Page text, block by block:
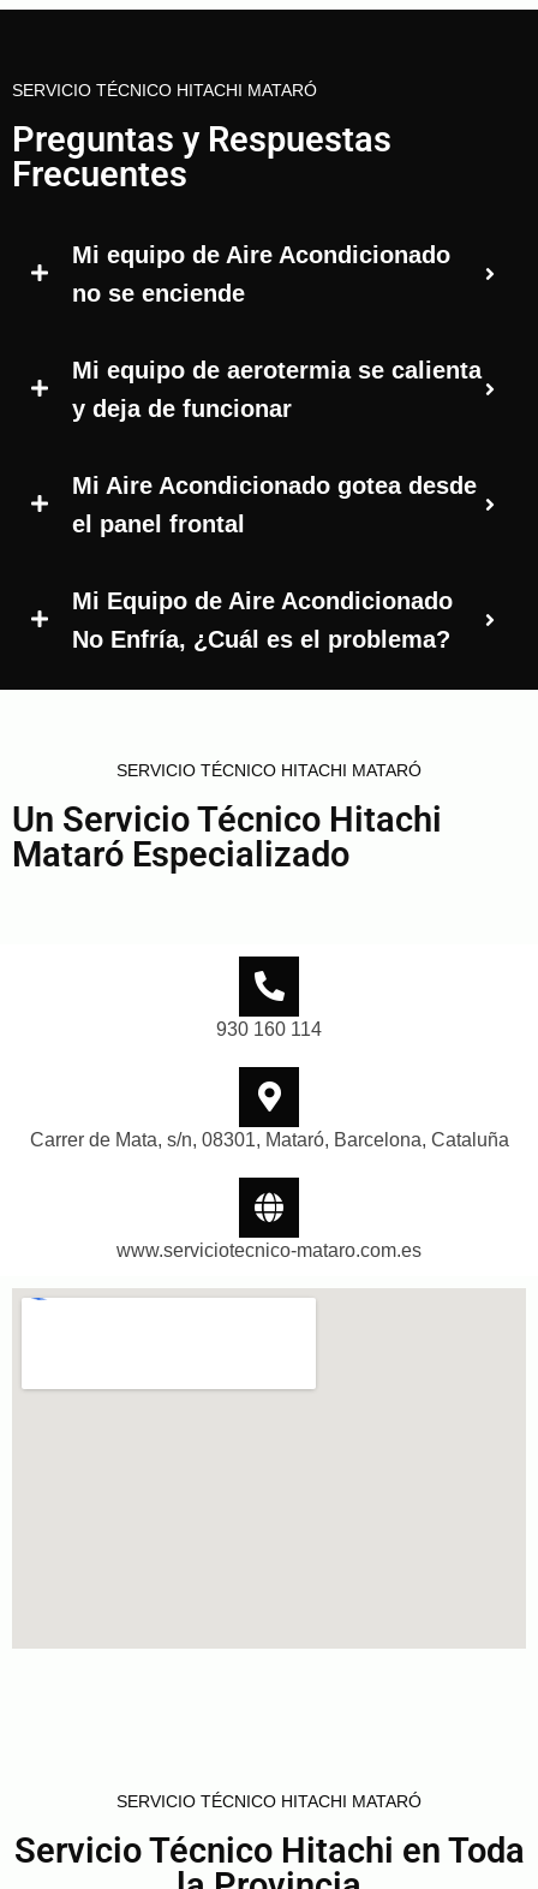
SERVICIO TÉCNICO HITACHI MATARÓ
Preguntas y Respuestas
Frecuentes
Mi equipo de Aire Acondicionado
no se enciende
Mi equipo de aerotermia se calienta
y deja de funcionar
Mi Aire Acondicionado gotea desde
el panel frontal
Mi Equipo de Aire Acondicionado
No Enfría, ¿Cuál es el problema?
SERVICIO TÉCNICO HITACHI MATARÓ
Un Servicio Técnico Hitachi
Mataró Especializado
930 160 114
Carrer de Mata, s/n, 08301, Mataró, Barcelona, Cataluña
www.serviciotecnico-mataro.com.es
SERVICIO TÉCNICO HITACHI MATARÓ
Servicio Técnico Hitachi en Toda